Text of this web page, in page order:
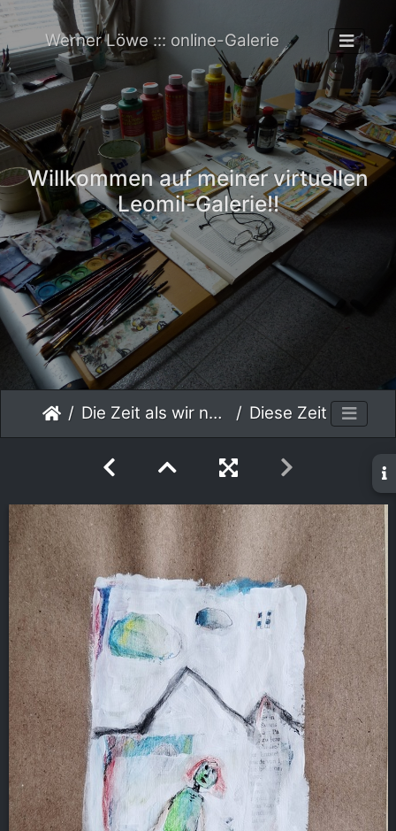
Werner Löwe ::: online-Galerie
Willkommen auf meiner virtuellen
Leomil-Galerie!!
Die Zeit als wir noch Kinder waren Diese Zeit als wir ... 002